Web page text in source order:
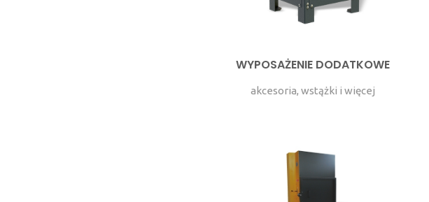
WYPOSAŻENIE DODATKOWE
akcesoria, wstążki i więcej